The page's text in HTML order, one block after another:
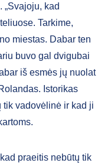
kad
Tarkime,
miestas. Dabar ten
buvo gal dvigubai
iš esmės jų nuolat
Istorikas
tik vadovėlinė ir kad ji
praeitis nebūtų tik